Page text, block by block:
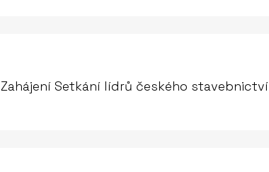
Zahájení Setkání lídrů českého stavebnictví